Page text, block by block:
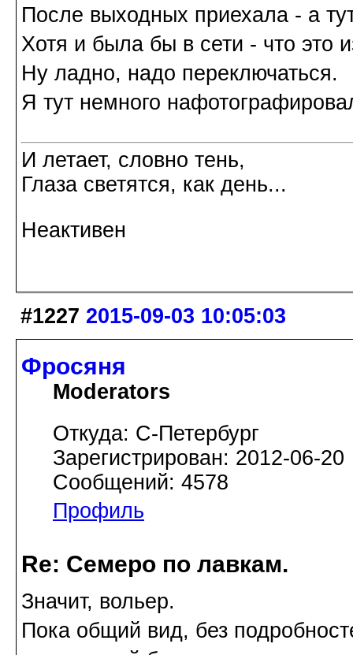
После выходных приехала - а
Хотя и была бы в сети - что это
Ну ладно, надо переключаться.
Я тут немного
И летает, словно тень,
Глаза светятся, как день...
Неактивен
#1227 2015-09-03 10:05:03
Фросяня
Moderators
Откуда: С-Петербург
Зарегистрирован: 2012-06-20
Сообщений: 4578
Профиль
Re: Семеро по лавкам.
Значит, вольер.
Пока общий вид, без